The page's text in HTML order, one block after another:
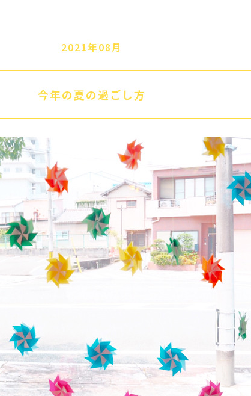
2021年08月
今年の夏の過ごし方